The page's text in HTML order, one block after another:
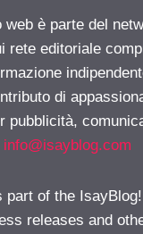
web è parte del
rete editoriale
di
pubblicità,
info@isayblog.com
part of the
releases and